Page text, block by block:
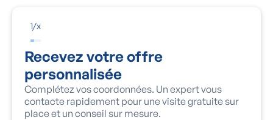
1/x
Recevez votre offre
personnalisée
Complétez vos coordonnées. Un expert vous
contacte rapidement pour une visite gratuite sur
place et un conseil sur mesure.